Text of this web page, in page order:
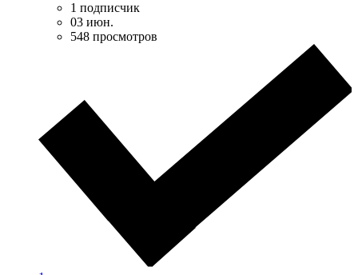
1 подписчик
03 июн.
548 просмотров